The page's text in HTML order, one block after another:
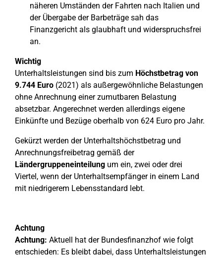
näheren Umständen der Fahrten nach Italien und
der Übergabe der Barbeträge sah das
Finanzgericht als glaubhaft und widerspruchsfrei
an.
Wichtig
Unterhaltsleistungen sind bis zum Höchstbetrag von
9.744 Euro (2021) als außergewöhnliche Belastungen
ohne Anrechnung einer zumutbaren Belastung
absetzbar. Angerechnet werden allerdings eigene
Einkünfte und Bezüge oberhalb von 624 Euro pro Jahr.
Gekürzt werden der Unterhaltshöchstbetrag und
Anrechnungsfreibetrag gemäß der
Ländergruppeneinteilung um ein, zwei oder drei
Viertel, wenn der Unterhaltsempfänger in einem Land
mit niedrigerem Lebensstandard lebt.
Achtung
Achtung: Aktuell hat der Bundesfinanzhof wie folgt
entschieden: Es bleibt dabei, dass Unterhaltsleistungen